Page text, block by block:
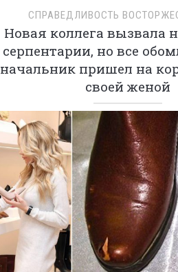
СПРАВЕДЛИВОСТЬ
Новая коллега вызвала
серпентарии, но все
начальник пришел на
своей женой